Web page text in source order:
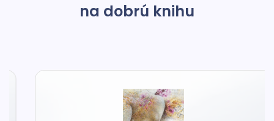
na dobrú knihu